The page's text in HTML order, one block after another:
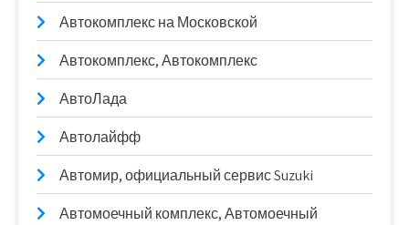
Автокомплекс на Московской
Автокомплекс, Автокомплекс
АвтоЛада
Автолайфф
Автомир, официальный сервис Suzuki
Автомоечный комплекс, Автомоечный